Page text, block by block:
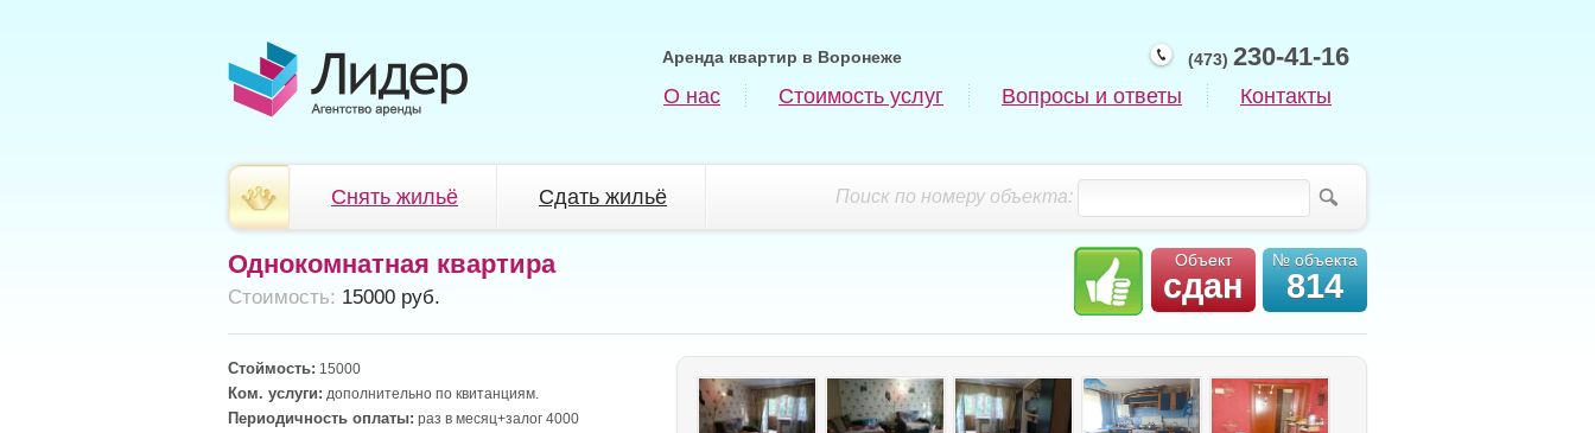
(473) 230-41-16
Аренда квартир в Воронеже
О нас Стоимость услуг Вопросы и ответы Контакты
Поиск по номеру объекта:
Снять жильё Сдать жильё
Объект
сдан
№ объекта
814
Однокомнатная квартира
Cтоимость: 15000 руб.
Стоймость: 15000
Ком. услуги: дополнительно по квитанциям.
Периодичность оплаты: раз в месяц+залог 4000